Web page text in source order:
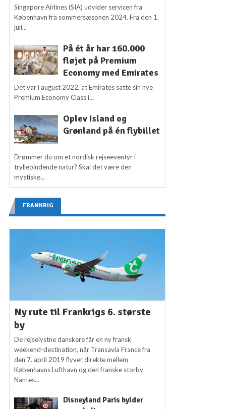
Singapore Airlines (SIA) udvider servicen fra
København fra sommersæsonen 2024. Fra den 1.
juli...
På ét år har 160.000
fløjet på Premium
Economy med Emirates
Det var i august 2022, at Emirates satte sin nye
Premium Economy Class i...
Oplev Island og
Grønland på én flybillet
Drømmer du om et nordisk rejseeventyr i
tryllebindende natur? Skal det være den
mystiske...
FRANKRIG
Ny rute til Frankrigs 6. største
by
De rejselystne danskere får en ny fransk
weekend-destination, når Transavia France fra
den 7. april 2019 flyver direkte mellem
Københavns Lufthavn og den franske storby
Nantes...
Disneyland Paris hylder